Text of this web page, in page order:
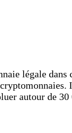
légale dans
autour de